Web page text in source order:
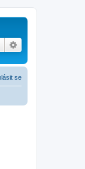
Hledat
se